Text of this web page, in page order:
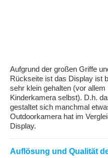
Aufgrund der großen Griffe
Rückseite ist das Display ist
sehr klein gehalten (vor
Kinderkamera selbst). D.h.
gestaltet sich manchmal
Outdoorkamera hat im
Display.
Auflösung und Qualität